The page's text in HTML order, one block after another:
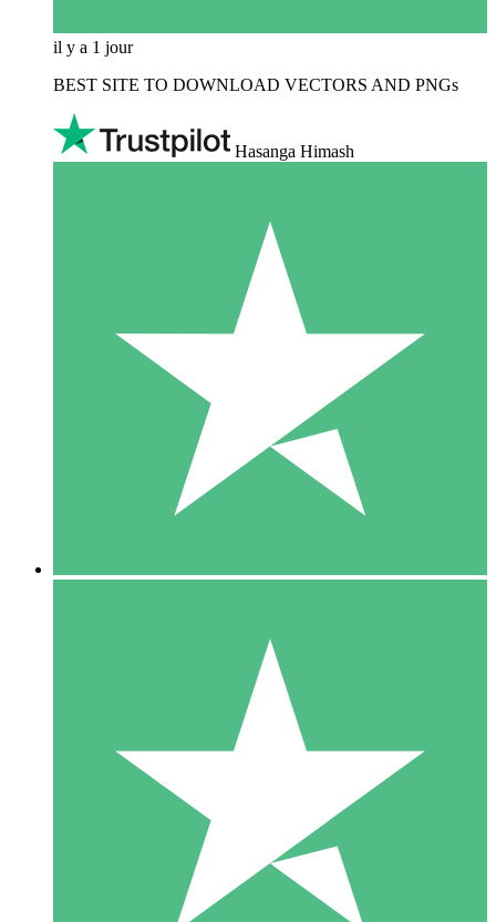
il y a 1 jour
BEST SITE TO DOWNLOAD VECTORS AND PNGs
Hasanga Himash